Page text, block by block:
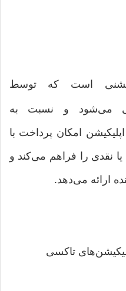
است که توسط
می‌شود و نسبت به
امکان پرداخت با
یا نقدی را فراهم می‌کند و
ارائه می‌دهد.
تاکسی